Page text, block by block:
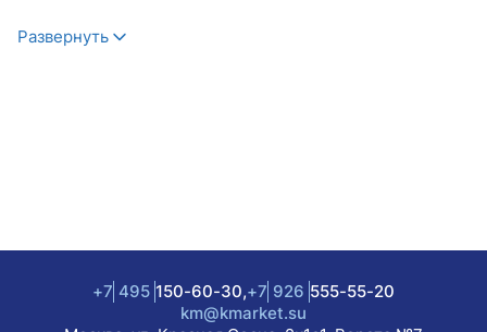
Развернуть
+7 495 150-60-30,+7 926 555-55-20
km@kmarket.su